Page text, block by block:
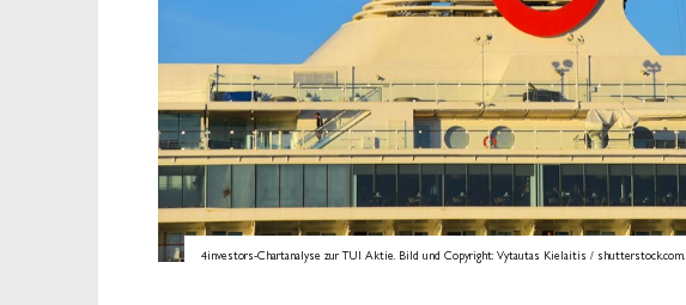
4investors-Chartanalyse zur TUI Aktie. Bild und Copyright: Vytautas Kielaitis / shutterstock.com.